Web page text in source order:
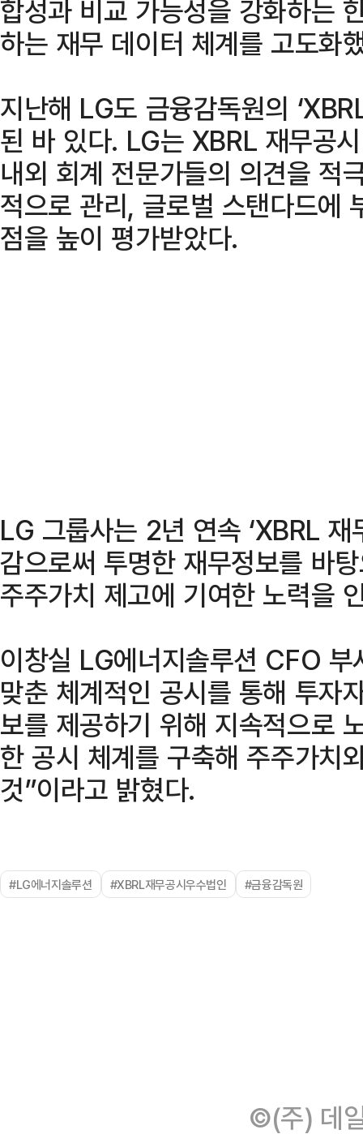
합성과 비교 가능성을 강화하는
하는 재무 데이터 체계를 고도화
지난해 LG도 금융감독원의
된 바 있다. LG는 XBRL 재무공
내외 회계 전문가들의 의견을 적
적으로 관리, 글로벌 스탠다드에
점을 높이 평가받았다.
LG 그룹사는 2년 연속 ‘XBRL 재
감으로써 투명한 재무정보를 바
주주가치 제고에 기여한 노력을
이창실 LG에너지솔루션 CFO
맞춘 체계적인 공시를 통해 투자
보를 제공하기 위해 지속적으로
한 공시 체계를 구축해 주주가치
것”이라고 밝혔다.
#LG에너지솔루션 #XBRL재무공시우수법인 #금융감독원
©(주) 데